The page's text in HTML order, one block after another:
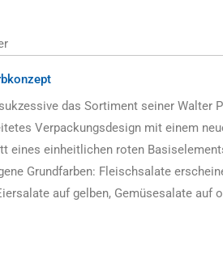
das Sortiment seiner Walter
Verpackungsdesign mit einem
eines einheitlichen roten
Grundfarben: Fleischsalate
auf gelben, Gemüsesalate auf